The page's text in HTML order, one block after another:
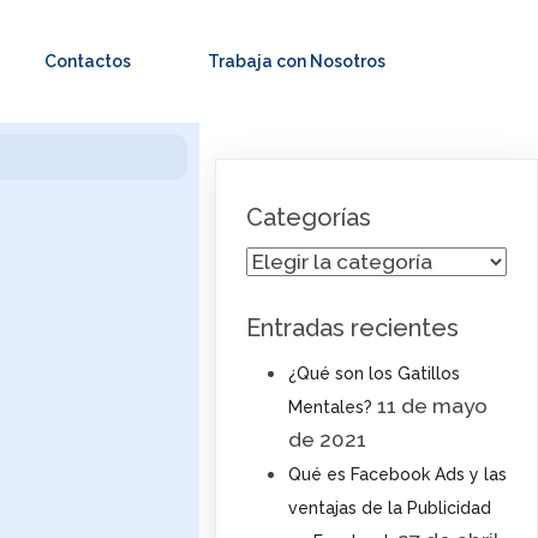
Contactos Trabaja con Nosotros
Categorías
Categorías
Entradas recientes
¿Qué son los Gatillos
Mentales? 11 de mayo
de 2021
Qué es Facebook Ads y las
ventajas de la Publicidad